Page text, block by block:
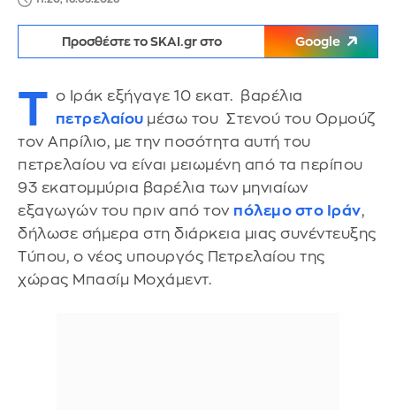
Προσθέστε το SKAI.gr στο Google
Τ ο Ιράκ εξήγαγε 10 εκατ. βαρέλια
πετρελαίου μέσω του Στενού του Ορμούζ
τον Απρίλιο, με την ποσότητα αυτή του
πετρελαίου να είναι μειωμένη από τα περίπου
93 εκατομμύρια βαρέλια των μηνιαίων
εξαγωγών του πριν από τον πόλεμο στο Ιράν,
δήλωσε σήμερα στη διάρκεια μιας συνέντευξης
Τύπου, ο νέος υπουργός Πετρελαίου της
χώρας Μπασίμ Μοχάμεντ.